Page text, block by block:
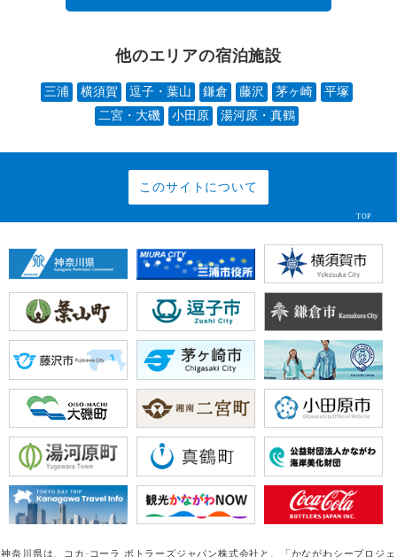
他のエリアの宿泊施設
三浦 横須賀 逗子・葉山 鎌倉 藤沢 茅ヶ崎
平塚
二宮・大磯
小田原 湯河原・真鶴
このサイトについて
神奈川県は、コカ·コーラ ボトラーズジャパン株式会社と、 「かながわシープロジェ
TOP